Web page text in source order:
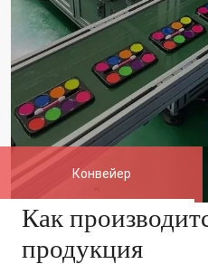
Конвейер
Как
продукция